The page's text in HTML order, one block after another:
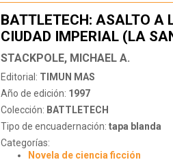
BATTLETECH: ASALTO A
CIUDAD IMPERIAL (LA
KERENSKY VOL 2)
STACKPOLE, MICHAEL A.
Editorial: TIMUN MAS
Año de edición: 1997
Colección: BATTLETECH
Tipo de encuadernación: tapa blanda
Categorías:
Novela de ciencia ficción